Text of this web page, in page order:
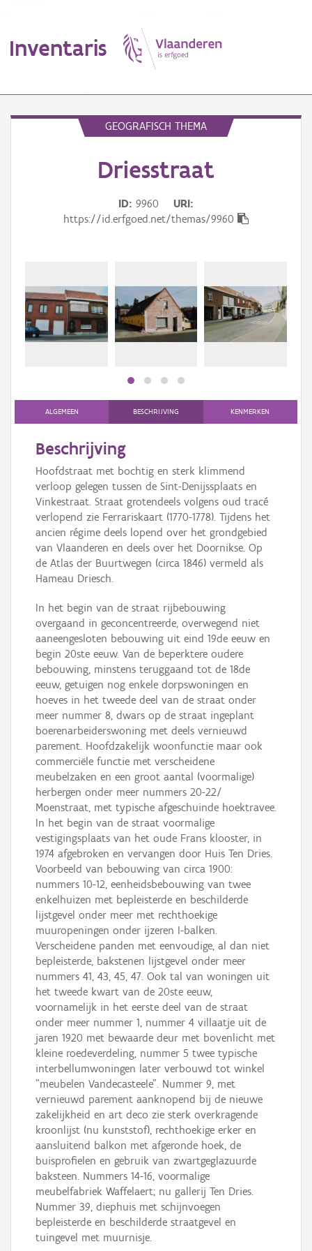
Inventaris
Gebeurtenis
Persoon of collectief
Aanmelden
GEOGRAFISCH THEMA
Driesstraat
ID 9960
URI
https://id.erfgoed.net/themas/9960
ALGEMEEN BESCHRIJVING KENMERKEN
Beschrijving
Hoofdstraat met bochtig en sterk klimmend
verloop gelegen tussen de Sint-Denijssplaats en
Vinkestraat. Straat grotendeels volgens oud tracé
verlopend zie Ferrariskaart (1770-1778). Tijdens het
ancien régime deels lopend over het grondgebied
van Vlaanderen en deels over het Doornikse. Op
de Atlas der Buurtwegen (circa 1846) vermeld als
Hameau Driesch.
In het begin van de straat rijbebouwing
overgaand in geconcentreerde, overwegend niet
aaneengesloten bebouwing uit eind 19de eeuw en
begin 20ste eeuw. Van de beperktere oudere
bebouwing, minstens teruggaand tot de 18de
eeuw, getuigen nog enkele dorpswoningen en
hoeves in het tweede deel van de straat onder
meer nummer 8, dwars op de straat ingeplant
boerenarbeiderswoning met deels vernieuwd
parement. Hoofdzakelijk woonfunctie maar ook
commerciële functie met verscheidene
meubelzaken en een groot aantal (voormalige)
herbergen onder meer nummers 20-22/
Moenstraat, met typische afgeschuinde hoektravee.
In het begin van de straat voormalige
vestigingsplaats van het oude Frans klooster, in
1974 afgebroken en vervangen door Huis Ten Dries.
Voorbeeld van bebouwing van circa 1900:
nummers 10-12, eenheidsbebouwing van twee
enkelhuizen met bepleisterde en beschilderde
lijstgevel onder meer met rechthoekige
muuropeningen onder ijzeren I-balken.
Verscheidene panden met eenvoudige, al dan niet
bepleisterde, bakstenen lijstgevel onder meer
nummers 41, 43, 45, 47. Ook tal van woningen uit
het tweede kwart van de 20ste eeuw,
voornamelijk in het eerste deel van de straat
onder meer nummer 1, nummer 4 villaatje uit de
jaren 1920 met bewaarde deur met bovenlicht met
kleine roedeverdeling, nummer 5 twee typische
interbellumwoningen later verbouwd tot winkel
"meubelen Vandecasteele". Nummer 9, met
vernieuwd parement aanknopend bij de nieuwe
zakelijkheid en art deco zie sterk overkragende
kroonlijst (nu kunststof), rechthoekige erker en
aansluitend balkon met afgeronde hoek, de
buisprofielen en gebruik van zwartgeglazuurde
baksteen. Nummers 14-16, voormalige
meubelfabriek Waffelaert; nu gallerij Ten Dries.
Nummer 39, diephuis met schijnvoegen
bepleisterde en beschilderde straatgevel en
tuingevel met muurnisje.